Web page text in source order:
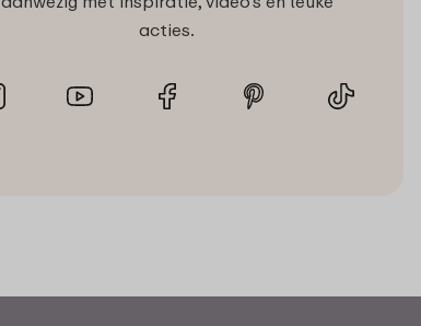
acties.